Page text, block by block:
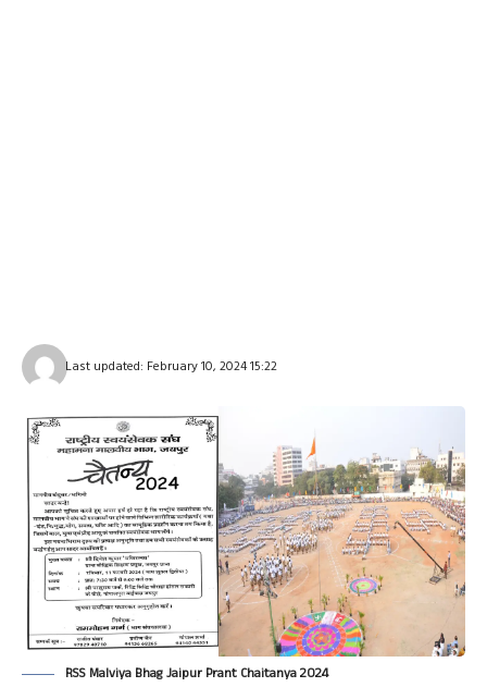
Last updated: February 10, 2024 15:22
RSS Malviya Bhag Jaipur Prant Chaitanya 2024